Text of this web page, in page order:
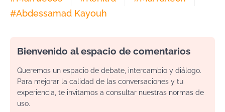
#Abdessamad Kayouh
Bienvenido al espacio de comentarios
Queremos un espacio de debate, intercambio y diálogo.
Para mejorar la calidad de las conversaciones y tu
experiencia, te invitamos a consultar nuestras normas de
uso.